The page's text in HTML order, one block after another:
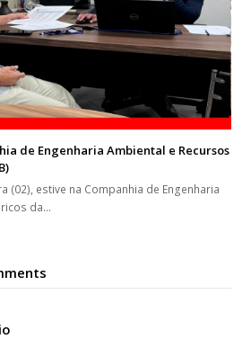
de Engenharia Ambiental e Recursos
(02), estive na Companhia de Engenharia
da…